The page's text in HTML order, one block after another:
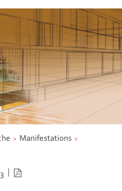
Manifestations